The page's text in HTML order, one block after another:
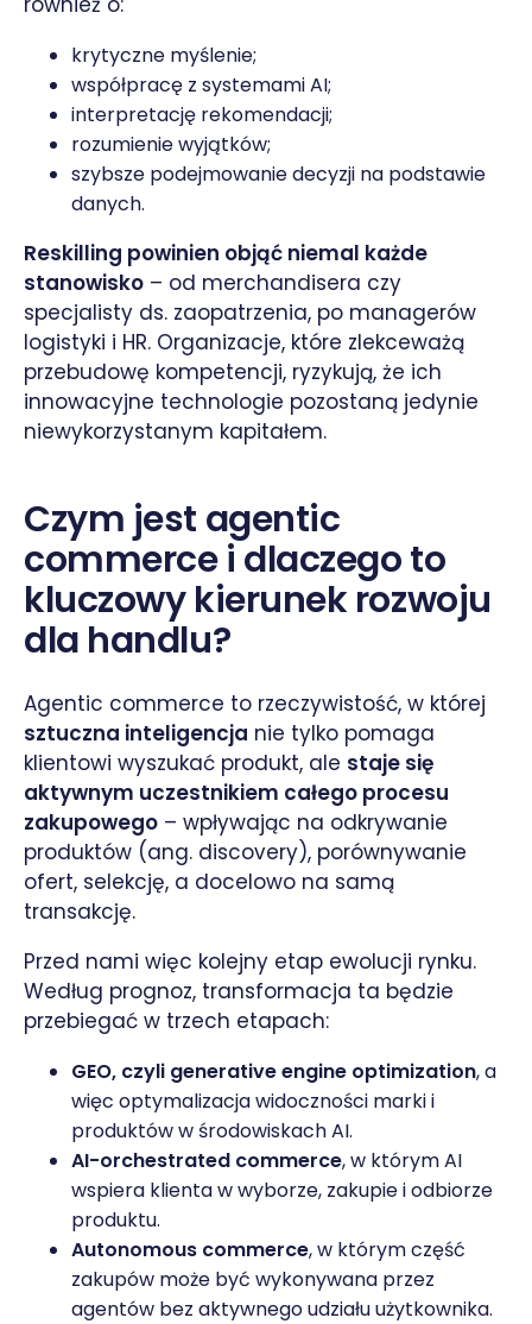
krytyczne myślenie;
współpracę z systemami AI;
interpretację rekomendacji;
rozumienie wyjątków;
szybsze podejmowanie decyzji na podstawie
danych.
Reskilling powinien objąć niemal każde
stanowisko – od merchandisera czy
specjalisty ds. zaopatrzenia, po managerów
logistyki i HR. Organizacje, które zlekceważą
przebudowę kompetencji, ryzykują, że ich
innowacyjne technologie pozostaną jedynie
niewykorzystanym kapitałem.
Czym jest agentic
commerce i dlaczego to
kluczowy kierunek rozwoju
dla handlu?
Agentic commerce to rzeczywistość, w której
sztuczna inteligencja nie tylko pomaga
klientowi wyszukać produkt, ale staje się
aktywnym uczestnikiem całego procesu
zakupowego – wpływając na odkrywanie
produktów (ang. discovery), porównywanie
ofert, selekcję, a docelowo na samą
transakcję.
Przed nami więc kolejny etap ewolucji rynku.
Według prognoz, transformacja ta będzie
przebiegać w trzech etapach:
GEO, czyli generative engine optimization, a
więc optymalizacja widoczności marki i
produktów w środowiskach AI.
AI-orchestrated commerce, w którym AI
wspiera klienta w wyborze, zakupie i odbiorze
produktu.
Autonomous commerce, w którym część
zakupów może być wykonywana przez
agentów bez aktywnego udziału użytkownika.